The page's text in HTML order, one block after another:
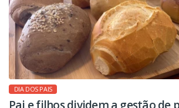
DIA DOS PAIS